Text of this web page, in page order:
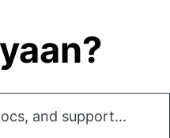
and support...